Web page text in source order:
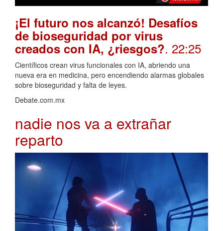
¡El futuro nos alcanzó! Desafíos
de bioseguridad por virus
creados con IA, ¿riesgos?. 22:25
Científicos crean virus funcionales con IA, abriendo una
nueva era en medicina, pero encendiendo alarmas globales
sobre bioseguridad y falta de leyes.
Debate.com.mx
nadie nos va a extrañar
reparto